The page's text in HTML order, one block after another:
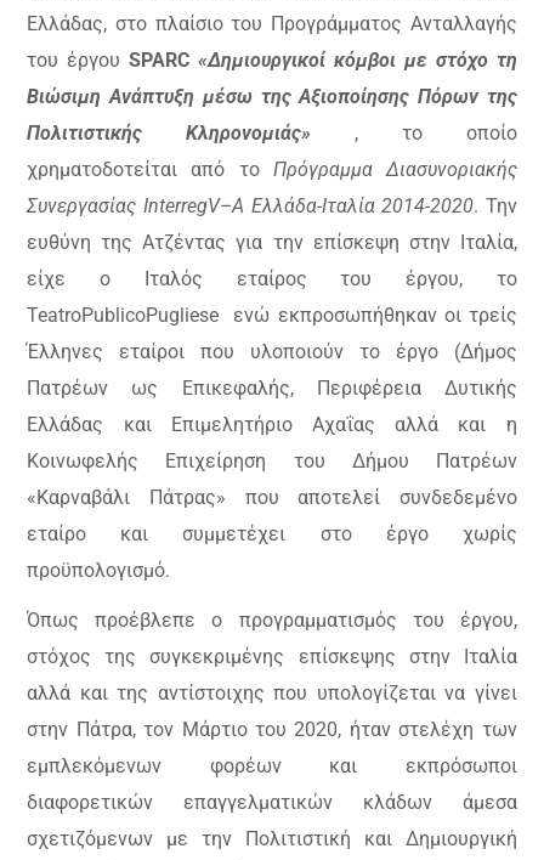
Ελλάδας, στο πλαίσιο του Προγράμματος Ανταλλαγής
του έργουSPARC «Δημιουργικοί κόμβοι με στόχο τη
Βιώσιμη Ανάπτυξη μέσω της Αξιοποίησης Πόρων της
Πολιτιστικής Κληρονομιάς» , το οποίο
χρηματοδοτείται από το Πρόγραμμα Διασυνοριακής
Συνεργασίας InterregV–A Ελλάδα-Ιταλία 2014-2020. Την
ευθύνη της Ατζέντας για την επίσκεψη στην Ιταλία,
είχε ο Ιταλός εταίρος του έργου, το
TeatroPublicoPugliese
ενώ εκπροσωπήθηκαν οι τρείς
Έλληνες εταίροι που υλοποιούν το έργο (Δήμος
Πατρέων ως Επικεφαλής, Περιφέρεια Δυτικής
Ελλάδας και Επιμελητήριο Αχαΐας αλλά και η
Κοινωφελής Επιχείρηση του Δήμου Πατρέων
«Καρναβάλι Πάτρας» που αποτελεί συνδεδεμένο
εταίρο και συμμετέχει στο έργο χωρίς
προϋπολογισμό.
Όπως προέβλεπε ο προγραμματισμός του έργου,
στόχος της συγκεκριμένης επίσκεψης στην Ιταλία
αλλά και της αντίστοιχης που υπολογίζεται να γίνει
στην Πάτρα, τον Μάρτιο του 2020, ήταν στελέχη των
εμπλεκόμενων φορέων και εκπρόσωποι
διαφορετικών επαγγελματικών κλάδων άμεσα
σχετιζόμενων με την Πολιτιστική και Δημιουργική